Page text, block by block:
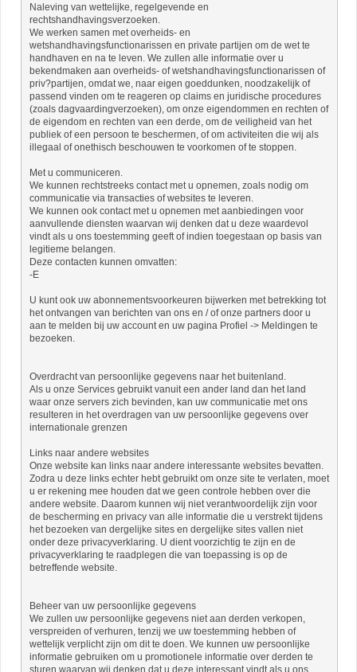
Naleving van wettelijke, regelgevende en
rechtshandhavingsverzoeken.
We werken samen met overheids- en
wetshandhavingsfunctionarissen en private partijen om de wet te
handhaven en na te leven. We zullen alle informatie over u
bekendmaken aan overheids- of wetshandhavingsfunctionarissen of
priv?partijen, omdat we, naar eigen goeddunken, noodzakelijk of
passend vinden om te reageren op claims en juridische procedures
(zoals dagvaardingverzoeken), om onze eigendommen en rechten of
de eigendom en rechten van een derde, om de veiligheid van het
publiek of een persoon te beschermen, of om activiteiten die wij als
illegaal of onethisch beschouwen te voorkomen of te stoppen.
Met u communiceren.
We kunnen rechtstreeks contact met u opnemen, zoals nodig om
communicatie via transacties of websites te leveren.
We kunnen ook contact met u opnemen met aanbiedingen voor
aanvullende diensten waarvan wij denken dat u deze waardevol
vindt als u ons toestemming geeft of indien toegestaan ​​op basis van
legitieme belangen.
Deze contacten kunnen omvatten:
-E
U kunt ook uw abonnementsvoorkeuren bijwerken met betrekking tot
het ontvangen van berichten van ons en / of onze partners door u
aan te melden bij uw account en uw pagina Profiel -> Meldingen te
bezoeken.
Overdracht van persoonlijke gegevens naar het buitenland.
Als u onze Services gebruikt vanuit een ander land dan het land
waar onze servers zich bevinden, kan uw communicatie met ons
resulteren in het overdragen van uw persoonlijke gegevens over
internationale grenzen
Links naar andere websites
Onze website kan links naar andere interessante websites bevatten.
Zodra u deze links echter hebt gebruikt om onze site te verlaten, moet
u er rekening mee houden dat we geen controle hebben over die
andere website. Daarom kunnen wij niet verantwoordelijk zijn voor
de bescherming en privacy van alle informatie die u verstrekt tijdens
het bezoeken van dergelijke sites en dergelijke sites vallen niet
onder deze privacyverklaring. U dient voorzichtig te zijn en de
privacyverklaring te raadplegen die van toepassing is op de
betreffende website.
Beheer van uw persoonlijke gegevens
We zullen uw persoonlijke gegevens niet aan derden verkopen,
verspreiden of verhuren, tenzij we uw toestemming hebben of
wettelijk verplicht zijn om dit te doen. We kunnen uw persoonlijke
informatie gebruiken om u promotionele informatie over derden te
sturen waarvan wij denken dat u deze interessant vindt als u ons